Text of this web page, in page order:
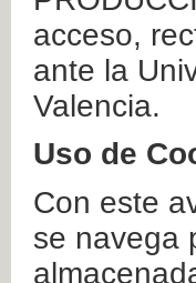
acceso,
ante la
Valencia.
Uso de
Con este
se navega